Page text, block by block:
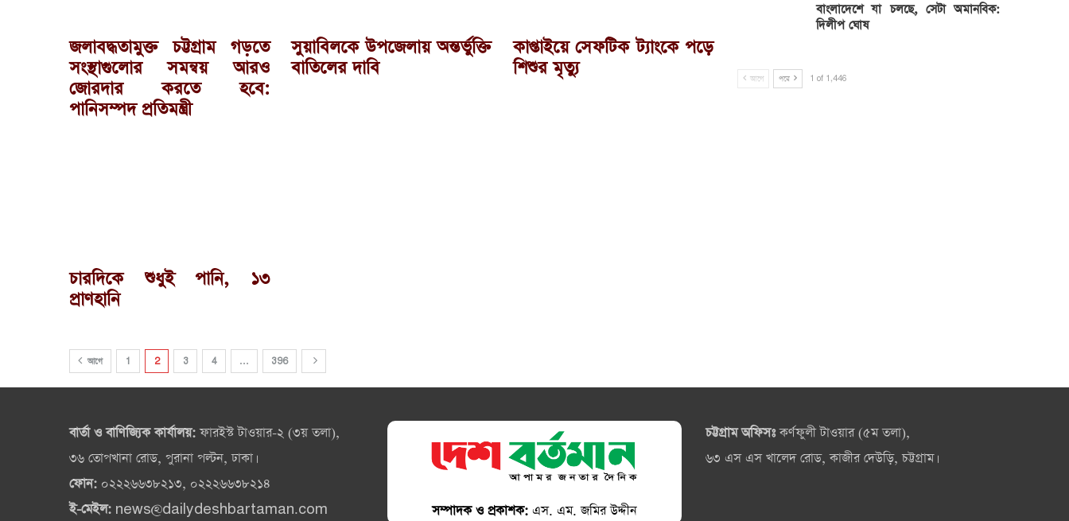
জলাবদ্ধতামুক্ত চট্টগ্রাম গড়তে
সংস্থাগুলোর সমন্বয় আরও
জোরদার করতে হবে:
পানিসম্পদ প্রতিমন্ত্রী
সুয়াবিলকে উপজেলায় অন্তর্ভুক্তি
বাতিলের দাবি
কাপ্তাইয়ে সেফটিক ট্যাংকে পড়ে
শিশুর মৃত্যু
চারদিকে শুধুই পানি, ১৩
প্রাণহানি
আগে 1 2 3 4 … 396
বাংলাদেশে যা চলছে, সেটা অমানবিক:
দিলীপ ঘোষ
আগে পরে 1 of 1,446
বার্তা ও বাণিজ্যিক কার্যালয়:ফারইস্ট টাওয়ার-২ (৩য় তলা),
৩৬ তোপখানা রোড, পুরানা পল্টন, ঢাকা।
ফোন: ০২২২৬৬৩৮২১৩, ০২২২৬৬৩৮২১৪
ই-মেইল: news@dailydeshbartaman.com সম্পাদক ও প্রকাশক: এস. এম. জমির উদ্দীন
চট্টগ্রাম অফিসঃকর্ণফুলী টাওয়ার (৫ম তলা),
৬৩ এস এস খালেদ রোড, কাজীর দেউড়ি, চট্টগ্রাম।